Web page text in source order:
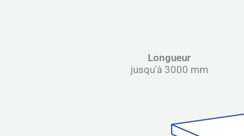
Longueur
jusqu'à 3000 mm